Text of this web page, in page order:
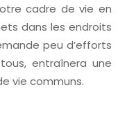
cadre de vie en
dans les endroits
peu d’efforts
entraînera une
vie communs.